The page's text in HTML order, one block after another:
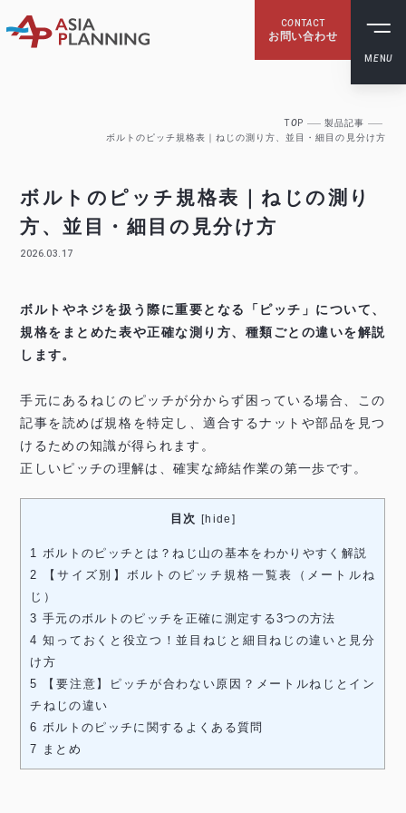
CO NTACT
お問い合わせ
M E NU
TOP
製品記事
ボルトのピッチ規格表｜ねじの測り方、並目・細目の見分け方
ボルトのピッチ規格表｜ねじの測り
方、並目・細目の見分け方
2026.03.17
ボルトやネジを扱う際に重要となる「ピッチ」について、
規格をまとめた表や正確な測り方、種類ごとの違いを解説
します。
手元にあるねじのピッチが分からず困っている場合、この
記事を読めば規格を特定し、適合するナットや部品を見つ
けるための知識が得られます。
正しいピッチの理解は、確実な締結作業の第一歩です。
目次 [hide ]
1
ボルトのピッチとは？ねじ山の基本をわかりやすく解説
2
【サイズ別】ボルトのピッチ規格一覧表（メートルね
じ）
3 手元のボルトのピッチを正確に測定する3つの方法
4 知っておくと役立つ！並目ねじと細目ねじの違いと見分
け方
5
【要注意】ピッチが合わない原因？メートルねじとイン
チねじの違い
6 ボルトのピッチに関するよくある質問
7
まとめ